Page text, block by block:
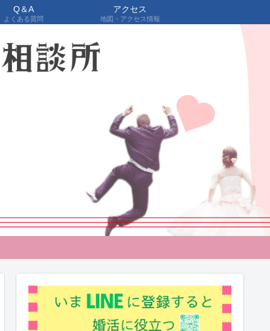
Q＆A
よくある質問
アクセス
地図・アクセス情報